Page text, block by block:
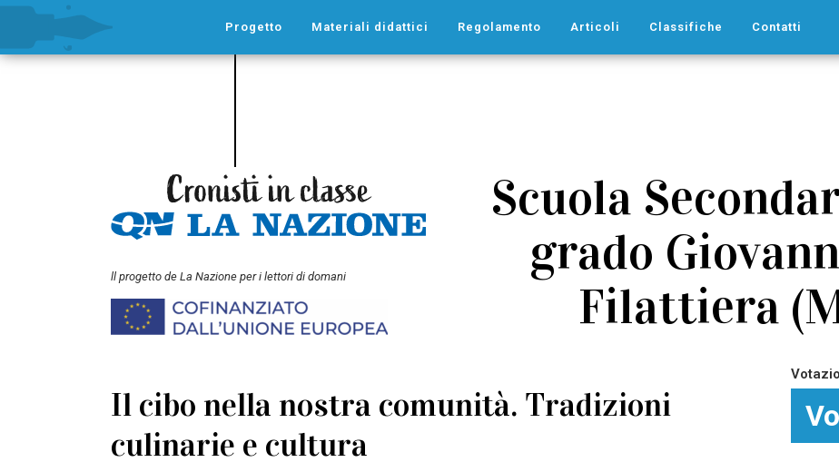
Progetto Materiali didattici Regolamento Articoli Classifiche Contatti
ll progetto de La Nazione per i lettori di domani
Scuola
grado
Filattiera
Il cibo nella nostra comunità. Tradizioni
culinarie e cultura